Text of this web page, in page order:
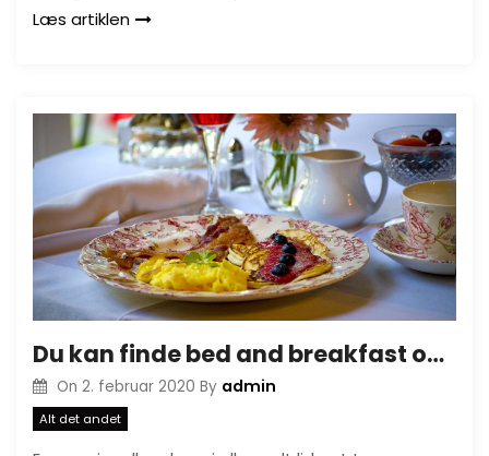
Læs artiklen
Du kan finde bed and breakfast over hele landet
On 2. februar 2020 By admin
Alt det andet